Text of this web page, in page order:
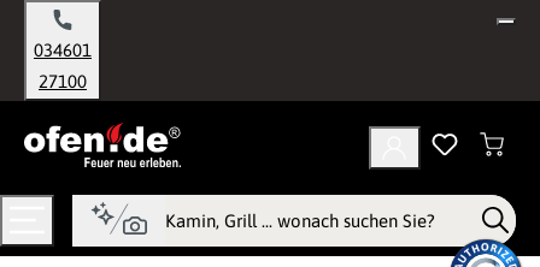
springen
034601
27100